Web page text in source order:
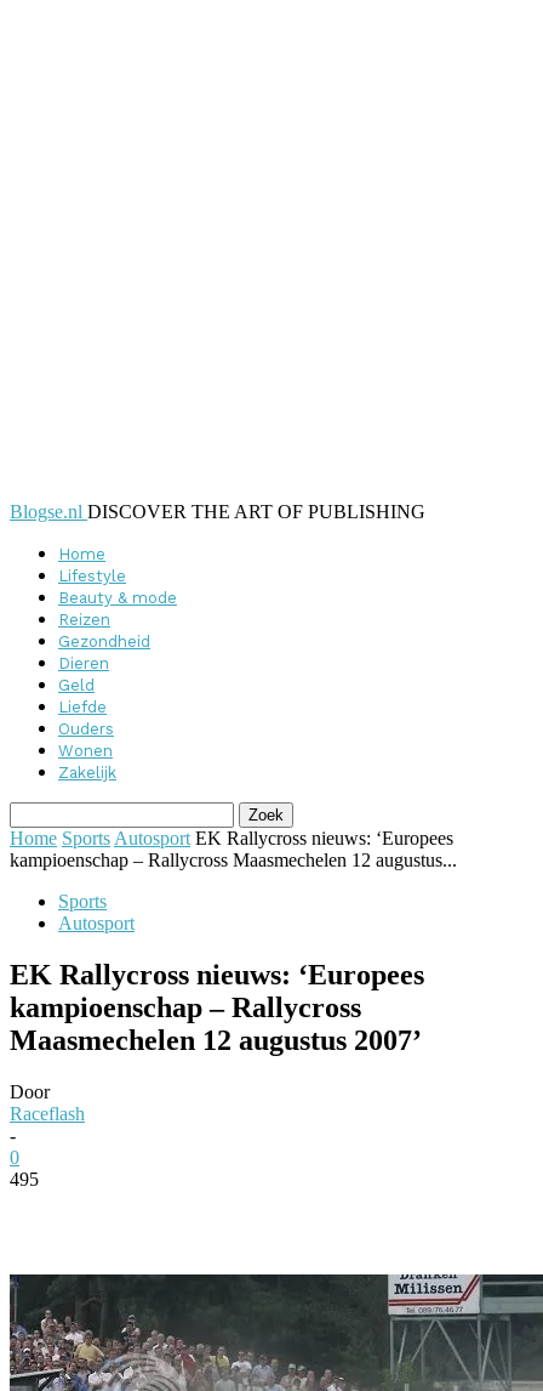
Blogse.nl DISCOVER THE ART OF PUBLISHING
Home
Lifestyle
Beauty & mode
Reizen
Gezondheid
Dieren
Geld
Liefde
Ouders
Wonen
Zakelijk
Home Sports Autosport EK Rallycross nieuws: ‘Europees
kampioenschap – Rallycross Maasmechelen 12 augustus...
Sports
Autosport
EK Rallycross nieuws: ‘Europees
kampioenschap – Rallycross
Maasmechelen 12 augustus 2007’
Door
Raceflash
-
0
495